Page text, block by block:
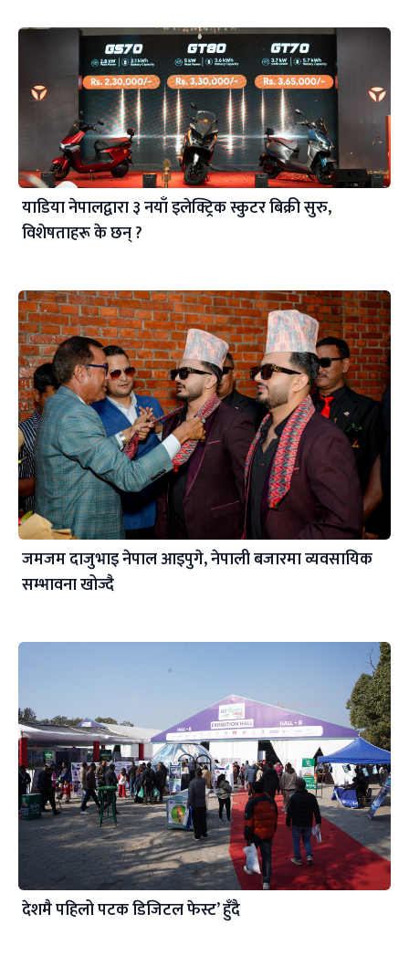
याडिया नेपालद्वारा ३ नयाँ इलेक्ट्रिक स्कुटर बिक्री सुरु,
विशेषताहरू के छन् ?
जमजम दाजुभाइ नेपाल आइपुगे, नेपाली बजारमा व्यवसायिक
सम्भावना खोज्दै
देशमै पहिलो पटक डिजिटल फेस्ट’ हुँदै